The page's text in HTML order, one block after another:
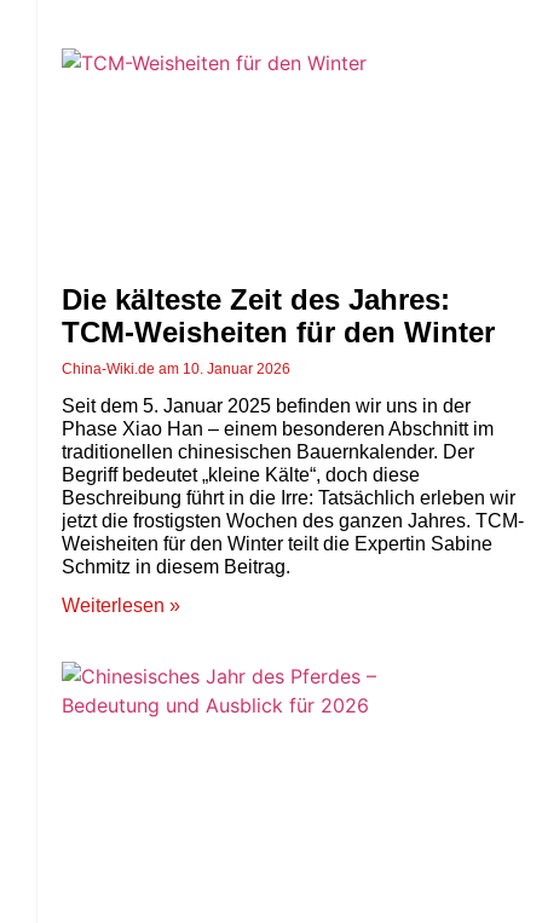
Die kälteste Zeit des Jahres:
TCM-Weisheiten für den Winter
China-Wiki.de 10. Januar 2026
Seit dem 5. Januar 2025 befinden wir uns in der
Phase Xiao Han – einem besonderen Abschnitt im
traditionellen chinesischen Bauernkalender. Der
Begriff bedeutet „kleine Kälte“, doch diese
Beschreibung führt in die Irre: Tatsächlich erleben wir
jetzt die frostigsten Wochen des ganzen Jahres. TCM-
Weisheiten für den Winter teilt die Expertin Sabine
Schmitz in diesem Beitrag.
Weiterlesen »